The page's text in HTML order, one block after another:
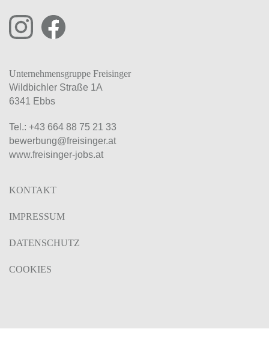
Unternehmensgruppe Freisinger
Wildbichler Straße 1A
6341 Ebbs
Tel.: +43 664 88 75 21 33
bewerbung@freisinger.at
www.freisinger-jobs.at
KONTAKT
IMPRESSUM
DATENSCHUTZ
COOKIES